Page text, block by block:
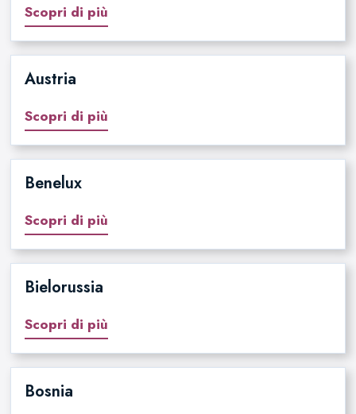
Scopri di più
Austria
Scopri di più
Benelux
Scopri di più
Bielorussia
Scopri di più
Bosnia